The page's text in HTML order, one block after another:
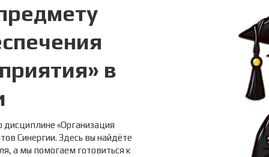
в
дисциплине «Организация
Синергии. Здесь вы найдёте
а мы помогаем готовиться к